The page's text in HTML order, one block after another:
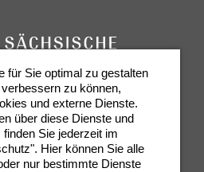
Newsletter
Contact
Semperoper
für Sie optimal zu gestalten
zu können,
und externe Dienste.
über diese Dienste und
Sie jederzeit im
Hier können Sie alle
nur bestimmte Dienste